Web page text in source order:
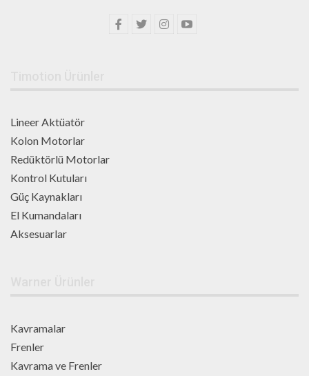
Lineer Aktüatör
Kolon Motorlar
Redüktörlü Motorlar
Kontrol Kutuları
Güç Kaynakları
El Kumandaları
Aksesuarlar
Kavramalar
Frenler
Kavrama ve Frenler